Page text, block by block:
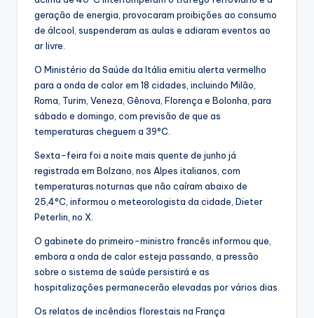
geração de energia, provocaram proibições ao consumo
de álcool, suspenderam as aulas e adiaram eventos ao
ar livre.
O Ministério da Saúde da Itália emitiu alerta vermelho
para a onda de calor em 18 cidades, incluindo Milão,
Roma, Turim, Veneza, Gênova, Florença e Bolonha, para
sábado e domingo, com previsão de que as
temperaturas cheguem a 39°C.
Sexta-feira foi a noite mais quente de junho já
registrada em Bolzano, nos Alpes italianos, com
temperaturas noturnas que não caíram abaixo de
25,4°C, informou o meteorologista da cidade, Dieter
Peterlin, no X.
O gabinete do primeiro-ministro francês informou que,
embora a onda de calor esteja passando, a pressão
sobre o sistema de saúde persistirá e as
hospitalizações permanecerão elevadas por vários dias.
Os relatos de incêndios florestais na França